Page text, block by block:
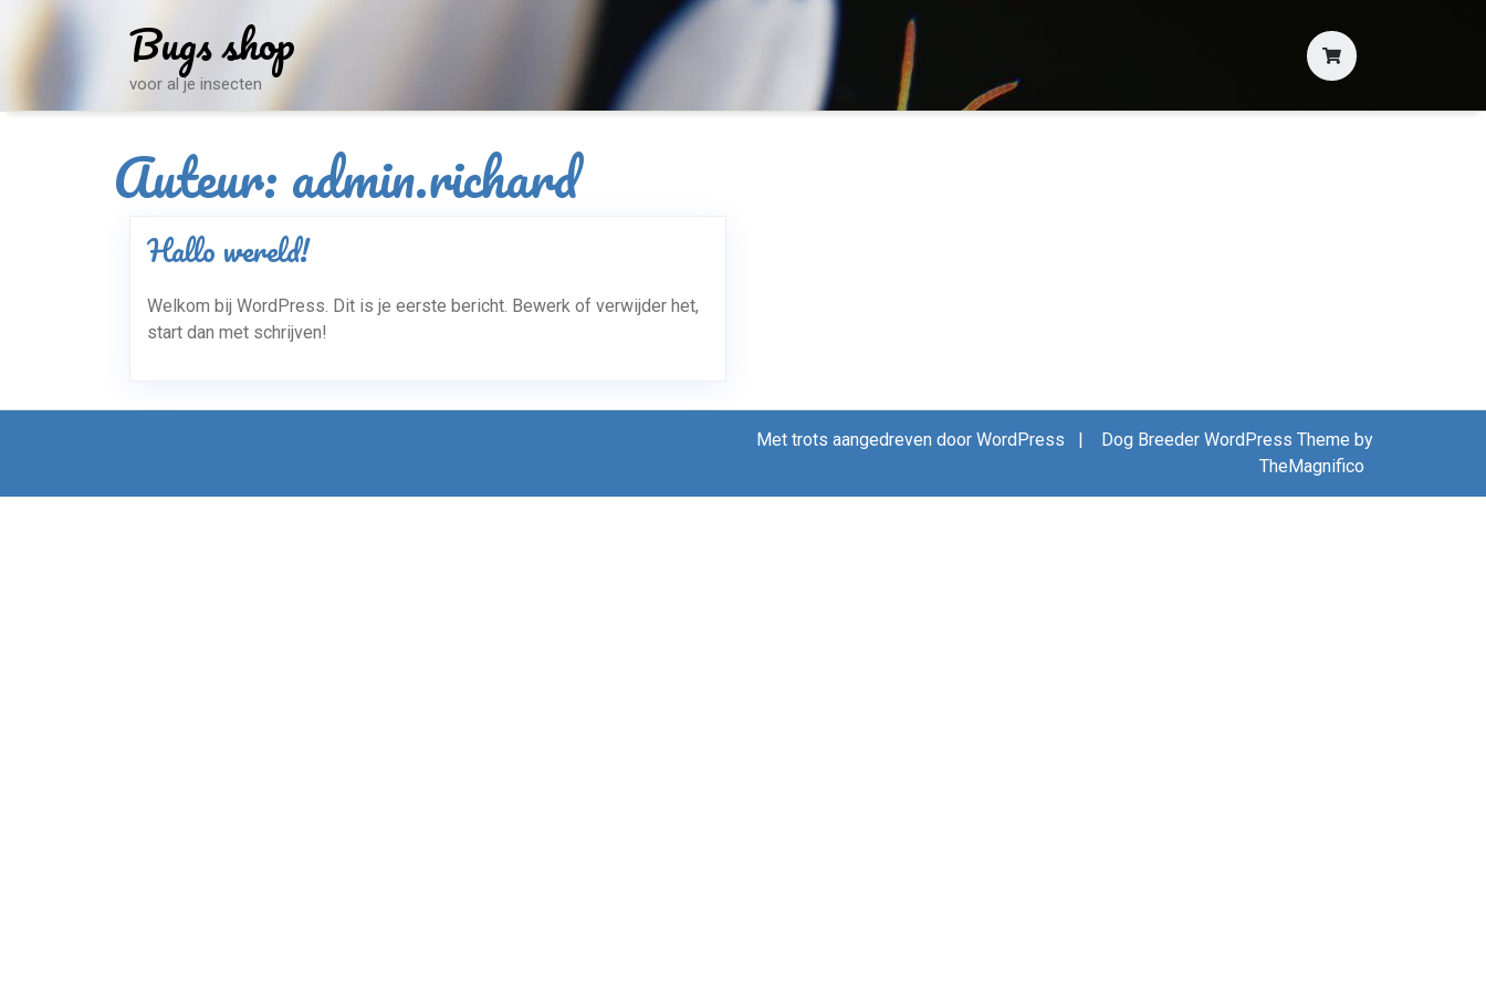
Bugs shop
voor al je insecten
Auteur:admin.richard
Hallo wereld!
Welkom bij WordPress. Dit is je eerste bericht. Bewerk of verwijder het,
start dan met schrijven!
Met trots aangedreven door WordPress |
Dog Breeder WordPress Theme by
TheMagnifico